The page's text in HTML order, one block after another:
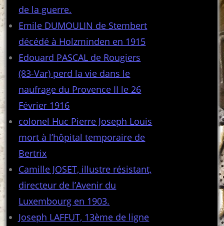
de la guerre.
Emile DUMOULIN de Stembert
décédé à Holzminden en 1915
Edouard PASCAL de Rougiers
(83-Var) perd la vie dans le
naufrage du Provence II le 26
Février 1916
colonel Huc Pierre Joseph Louis
mort à l’hôpital temporaire de
Bertrix
Camille JOSET, illustre résistant,
directeur de l’Avenir du
Luxembourg en 1903.
Joseph LAFFUT, 13ème de ligne